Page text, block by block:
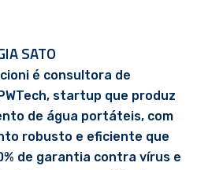
SATO
é consultora de
startup que produz
de água portáteis, com
robusto e eficiente que
de garantia contra vírus e